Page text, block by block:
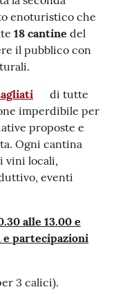
enoturistico che
18 cantine del
il pubblico con
di tutte
imperdibile per
proposte e
Ogni cantina
vini locali,
eventi
alle 13.00 e
e partecipazioni
3 calici).